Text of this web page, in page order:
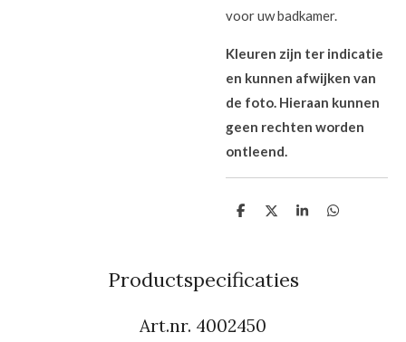
voor uw badkamer.
Kleuren zijn ter indicatie
en kunnen afwijken van
de foto. Hieraan kunnen
geen rechten worden
ontleend.
D
n
D
S
D
Productspecificaties
Art.nr. 4002450